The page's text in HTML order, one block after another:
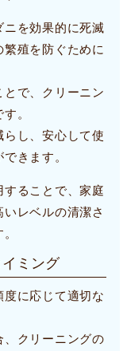
を効果的に死滅
殖を防ぐために
で、クリーニン
。
し、安心して使
きます。
ることで、家庭
レベルの清潔さ
ミング
に応じて適切な
クリーニングの